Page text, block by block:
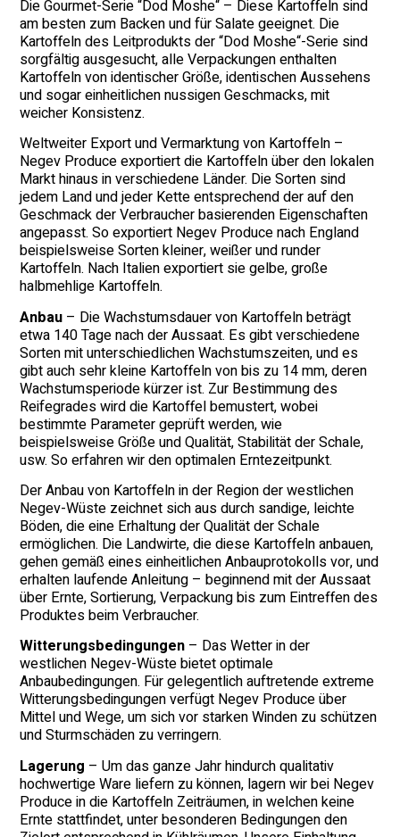
Die Gourmet-Serie “Dod Moshe“ – Diese Kartoffeln sind
am besten zum Backen und für Salate geeignet. Die
Kartoffeln des Leitprodukts der “Dod Moshe“-Serie sind
sorgfältig ausgesucht, alle Verpackungen enthalten
Kartoffeln von identischer Größe, identischen Aussehens
und sogar einheitlichen nussigen Geschmacks, mit
weicher Konsistenz.
Weltweiter Export und Vermarktung von Kartoffeln –
Negev Produce exportiert die Kartoffeln über den lokalen
Markt hinaus in verschiedene Länder. Die Sorten sind
jedem Land und jeder Kette entsprechend der auf den
Geschmack der Verbraucher basierenden Eigenschaften
angepasst. So exportiert Negev Produce nach England
beispielsweise Sorten kleiner, weißer und runder
Kartoffeln. Nach Italien exportiert sie gelbe, große
halbmehlige Kartoffeln.
Anbau – Die Wachstumsdauer von Kartoffeln beträgt
etwa 140 Tage nach der Aussaat. Es gibt verschiedene
Sorten mit unterschiedlichen Wachstumszeiten, und es
gibt auch sehr kleine Kartoffeln von bis zu 14 mm, deren
Wachstumsperiode kürzer ist. Zur Bestimmung des
Reifegrades wird die Kartoffel bemustert, wobei
bestimmte Parameter geprüft werden, wie
beispielsweise Größe und Qualität, Stabilität der Schale,
usw. So erfahren wir den optimalen Erntezeitpunkt.
Der Anbau von Kartoffeln in der Region der westlichen
Negev-Wüste zeichnet sich aus durch sandige, leichte
Böden, die eine Erhaltung der Qualität der Schale
ermöglichen. Die Landwirte, die diese Kartoffeln anbauen,
gehen gemäß eines einheitlichen Anbauprotokolls vor, und
erhalten laufende Anleitung – beginnend mit der Aussaat
über Ernte, Sortierung, Verpackung bis zum Eintreffen des
Produktes beim Verbraucher.
Witterungsbedingungen – Das Wetter in der
westlichen Negev-Wüste bietet optimale
Anbaubedingungen. Für gelegentlich auftretende extreme
Witterungsbedingungen verfügt Negev Produce über
Mittel und Wege, um sich vor starken Winden zu schützen
und Sturmschäden zu verringern.
Lagerung – Um das ganze Jahr hindurch qualitativ
hochwertige Ware liefern zu können, lagern wir bei Negev
Produce in die Kartoffeln Zeiträumen, in welchen keine
Ernte stattfindet, unter besonderen Bedingungen den